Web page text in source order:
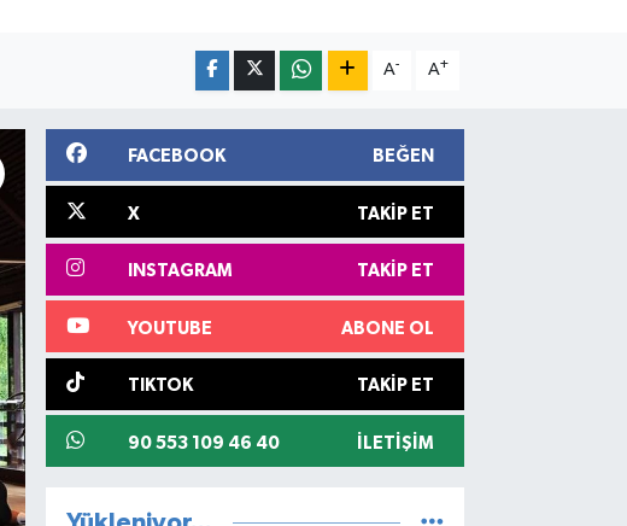
A- A+
FACEBOOK BEĞEN
X TAKIP ET
INSTAGRAM TAKIP ET
YOUTUBE ABONE OL
TIKTOK TAKIP ET
90 553 109 46 40 İLETIŞIM